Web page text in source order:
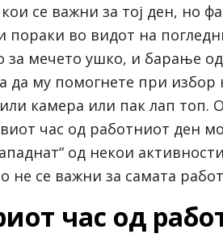
се важни за тој ден, но
пораки во видот на
за мечето ушко, и барање од
да му помогнете при избор
камера или пак лап топ.
час од работниот ден
од некои
не се важни за самата
час од